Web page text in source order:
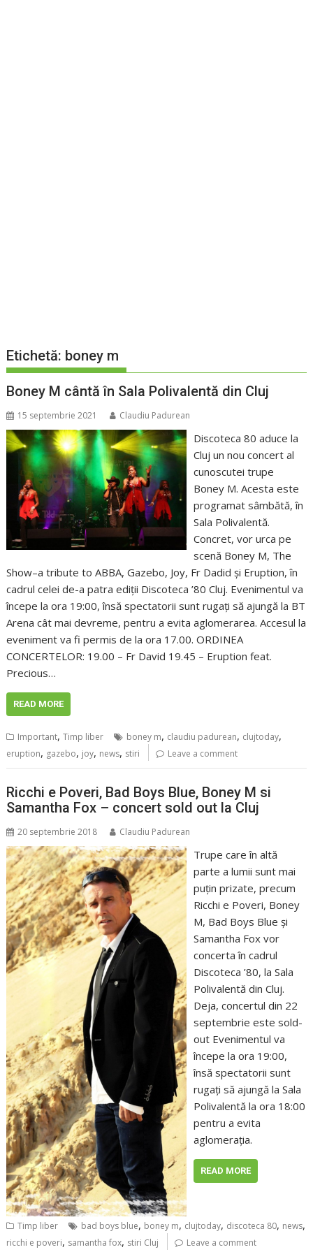
Etichetă: boney m
Boney M cântă în Sala Polivalentă din Cluj
15 septembrie 2021 Claudiu Padurean
Discoteca 80 aduce la
Cluj un nou concert al
cunoscutei trupe
Boney M. Acesta este
programat sâmbătă, în
Sala Polivalentă.
Concret, vor urca pe
scenă Boney M, The
Show–a tribute to ABBA, Gazebo, Joy, Fr Dadid și Eruption, în
cadrul celei de-a patra ediții Discoteca ’80 Cluj. Evenimentul va
începe la ora 19:00, însă spectatorii sunt rugați să ajungă la BT
Arena cât mai devreme, pentru a evita aglomerarea. Accesul la
eveniment va fi permis de la ora 17.00. ORDINEA
CONCERTELOR: 19.00 – Fr David 19.45 – Eruption feat.
Precious…
READ MORE
Important,Timp liber boney m, claudiu padurean, clujtoday,
eruption, gazebo, joy, news, stiri Leave a comment
Ricchi e Poveri, Bad Boys Blue, Boney M si
Samantha Fox – concert sold out la Cluj
20 septembrie 2018 Claudiu Padurean
Trupe care în altă
parte a lumii sunt mai
puţin prizate, precum
Ricchi e Poveri, Boney
M, Bad Boys Blue şi
Samantha Fox vor
concerta în cadrul
Discoteca ’80, la Sala
Polivalentă din Cluj.
Deja, concertul din 22
septembrie este sold-
out Evenimentul va
începe la ora 19:00,
însă spectatorii sunt
rugaţi să ajungă la Sala
Polivalentă la ora 18:00
pentru a evita
aglomeraţia.
READ MORE
Timp liber bad boys blue, boney m, clujtoday, discoteca 80, news,
ricchi e poveri, samantha fox, stiri Cluj Leave a comment